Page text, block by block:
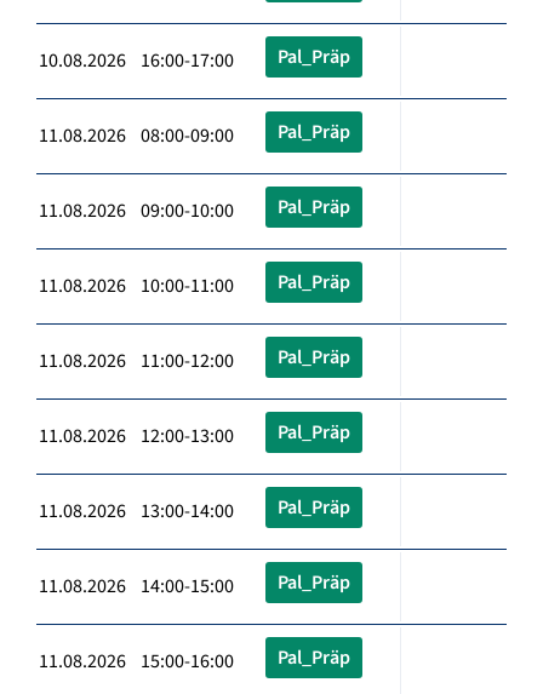
10.08.2026 16:00-17:00 Pal_Präp
11.08.2026 08:00-09:00 Pal_Präp
11.08.2026 09:00-10:00 Pal_Präp
11.08.2026 10:00-11:00 Pal_Präp
11.08.2026 11:00-12:00 Pal_Präp
11.08.2026 12:00-13:00 Pal_Präp
11.08.2026 13:00-14:00 Pal_Präp
11.08.2026 14:00-15:00 Pal_Präp
11.08.2026 15:00-16:00 Pal_Präp